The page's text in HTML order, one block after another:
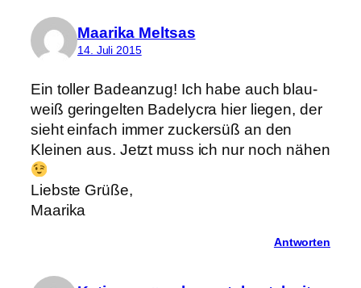
Maarika Meltsas
14. Juli 2015
Ein toller Badeanzug! Ich habe auch blau-
weiß geringelten Badelycra hier liegen, der
sieht einfach immer zuckersüß an den
Kleinen aus. Jetzt muss ich nur noch nähen
Liebste Grüße,
Maarika
Antworten